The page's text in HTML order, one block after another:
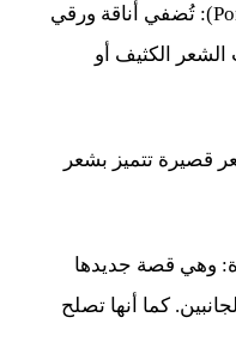
قصة “البومبادور” (Pompadour): تُضفي أناقة ورقي
الكثيف أو
قصيرة تتميز بشعر
وهي قصة جديدها
كما أنها تصلح